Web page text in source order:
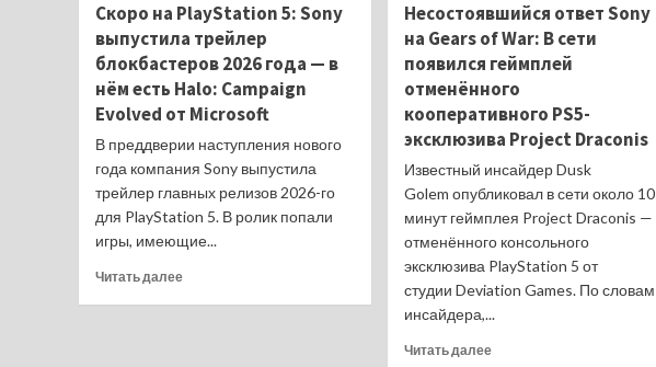
лучшую
сторону
покидает
соучредитель
Брайан
Флеминг
—
Sony
назвала
имена
руководителей
студии
часы
в
честь
30-
летия
PlayStation
Скоро на PlayStation 5: Sony
выпустила трейлер
блокбастеров 2026 года — в
нём есть Halo: Campaign
Evolved от Microsoft
В преддверии наступления нового
года компания Sony выпустила
трейлер главных релизов 2026-го
для PlayStation 5. В ролик попали
игры, имеющие...
Читать далееПрочитать
Несостоявшийся ответ Sony
на Gears of War: В сети
появился геймплей
отменённого
кооперативного PS5-
эксклюзива Project Draconis
Известный инсайдер Dusk
Golem опубликовал в сети около 10
минут геймплея Project Draconis —
отменённого консольного
эксклюзива PlayStation 5 от
студии Deviation Games. По словам
инсайдера,...
Читать далееПрочитать